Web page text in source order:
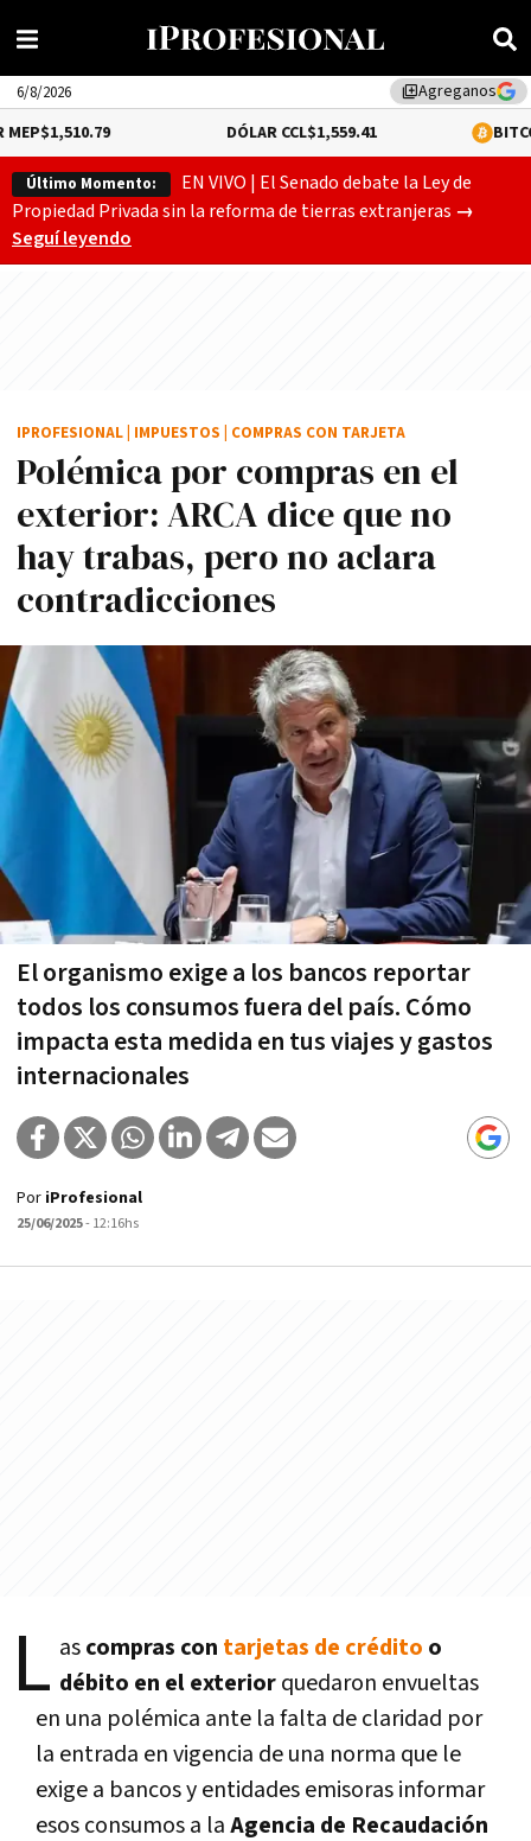
library_addAgreganos
6/8/2026
DÓLAR CCL$1,559.41 BITCOIN
Último Momento:
EN VIVO | El Senado debate la Ley de
Propiedad Privada sin la reforma de tierras extranjeras →
Seguí leyendo
Polémica por compras en el
exterior: ARCA dice que no
hay trabas, pero no aclara
contradicciones
El organismo exige a los bancos reportar
todos los consumos fuera del país. Cómo
impacta esta medida en tus viajes y gastos
internacionales
IPROFESIONAL IMPUESTOS COMPRAS CON TARJETA
Por iProfesional
25/06/2025- 12:16hs
L ascompras con tarjetas de crédito o
débito en el exteriorquedaron envueltas
en una polémica ante la falta de claridad por
la entrada en vigencia de una norma que le
exige a bancos y entidades emisoras informar
esos consumos a laAgencia de Recaudación